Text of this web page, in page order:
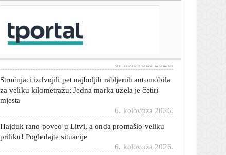
Početak iz snova: Pogledajte penal Hajduka za rano
vodstvo u Litvi
Stručnjaci izdvojili pet najboljih rabljenih automobila
mjesta
6. kolovoza 2026.
Hajduk rano poveo u Litvi, a onda promašio veliku
6. kolovoza 2026.
Policija savjetuje kako se zaštititi od provala tijekom